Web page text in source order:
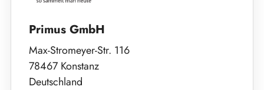
Primus GmbH
Max-Stromeyer-Str. 116
78467 Konstanz
Deutschland